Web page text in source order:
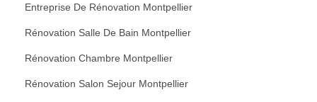
Entreprise De Rénovation Montpellier
Rénovation Salle De Bain Montpellier
Rénovation Chambre Montpellier
Rénovation Salon Sejour Montpellier